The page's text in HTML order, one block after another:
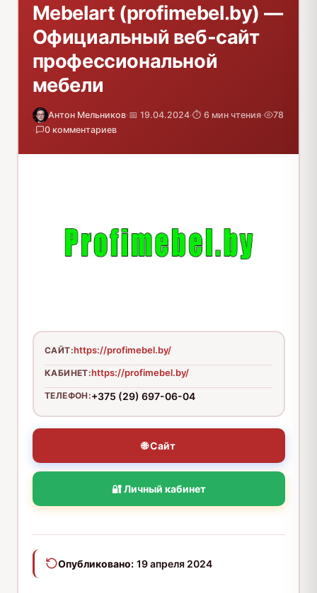
Mebelart (profimebel.by) —
Официальный веб-сайт
профессиональной
мебели
Антон Мельников·📅 19.04.2024·⏱️ 6 мин чтения·
78
·
0 комментариев
САЙТ:https://profimebel.by/
КАБИНЕТ:https://profimebel.by/
ТЕЛЕФОН:+375 (29) 697-06-04
🌐 Сайт
🔐 Личный кабинет
Опубликовано: 19 апреля 2024